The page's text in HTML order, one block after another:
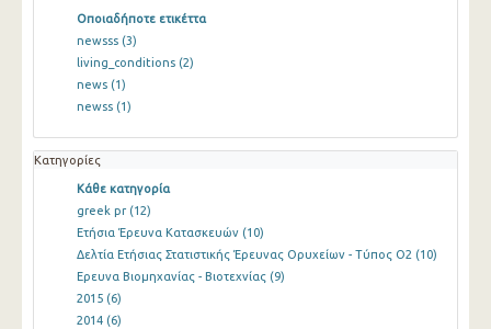
Οποιαδήποτε ετικέττα
newsss (3)
living_conditions (2)
news (1)
newss (1)
Κατηγορίες
Κάθε κατηγορία
greek pr (12)
Ετήσια Έρευνα Κατασκευών (10)
Δελτία Ετήσιας Στατιστικής Έρευνας Ορυχείων - Τύπος Ο2 (10)
Ερευνα Βιομηχανίας - Βιοτεχνίας (9)
2015 (6)
2014 (6)